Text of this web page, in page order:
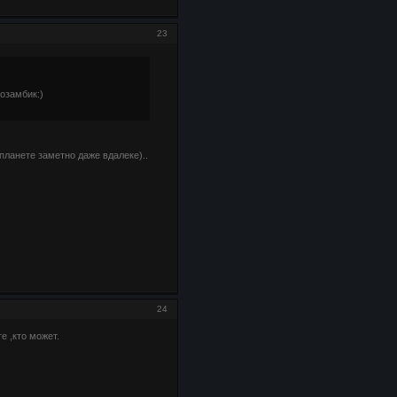
23
заметно даже вдалеке)..
24
,кто может.